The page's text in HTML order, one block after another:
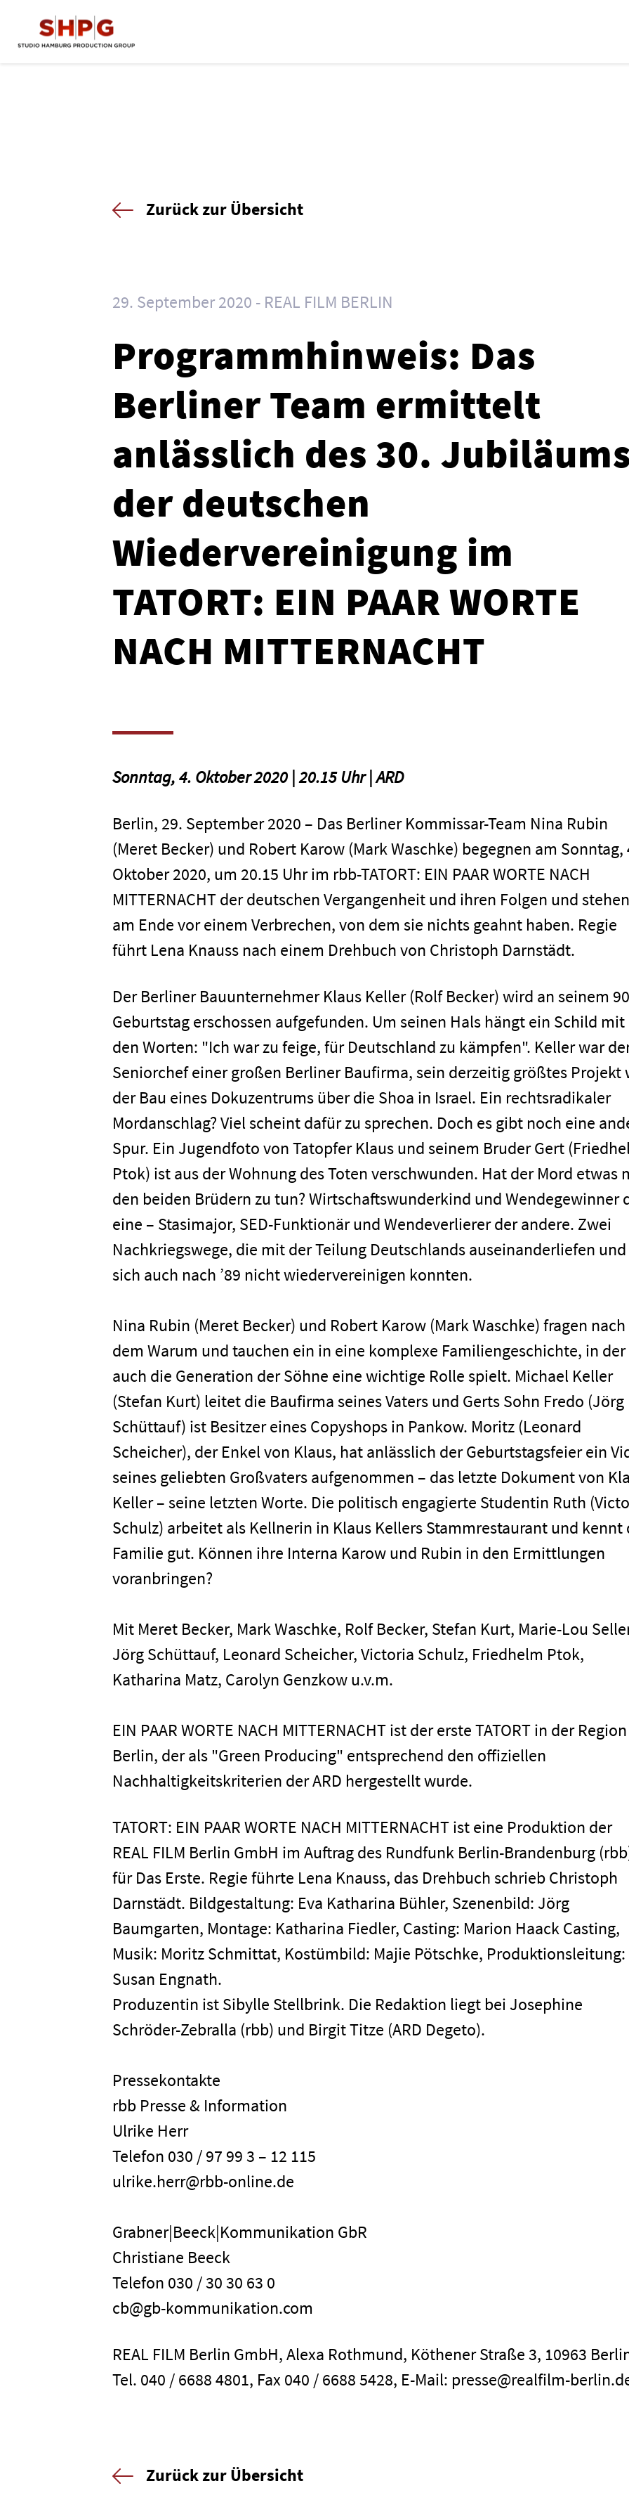
Zurück zur Übersicht
29. September 2020 REAL FILM BERLIN
Programmhinweis: Das
Berliner Team ermittelt
anlässlich des 30.
der deutschen
Wiedervereinigung im
TATORT: EIN PAAR WORTE
NACH MITTERNACHT
Sonntag, 4. Oktober 2020 | 20.15 Uhr | ARD
Berlin, 29. September 2020 – Das Berliner Kommissar-Team Nina Rubin
(Meret Becker) und Robert Karow (Mark Waschke) begegnen am Sonntag,
Oktober 2020, um 20.15 Uhr im rbb-TATORT: EIN PAAR WORTE NACH
MITTERNACHT der deutschen Vergangenheit und ihren Folgen und stehen
am Ende vor einem Verbrechen, von dem sie nichts geahnt haben. Regie
führt Lena Knauss nach einem Drehbuch von Christoph Darnstädt.
Der Berliner Bauunternehmer Klaus Keller (Rolf Becker) wird an seinem
Geburtstag erschossen aufgefunden. Um seinen Hals hängt ein Schild mit
den Worten: "Ich war zu feige, für Deutschland zu kämpfen". Keller war
Seniorchef einer großen Berliner Baufirma, sein derzeitig größtes Projekt
der Bau eines Dokuzentrums über die Shoa in Israel. Ein rechtsradikaler
Mordanschlag? Viel scheint dafür zu sprechen. Doch es gibt noch eine
Spur. Ein Jugendfoto von Tatopfer Klaus und seinem Bruder Gert
Ptok) ist aus der Wohnung des Toten verschwunden. Hat der Mord etwas
den beiden Brüdern zu tun? Wirtschaftswunderkind und Wendegewinner
eine – Stasimajor, SED-Funktionär und Wendeverlierer der andere. Zwei
Nachkriegswege, die mit der Teilung Deutschlands auseinanderliefen und
sich auch nach ’89 nicht wiedervereinigen konnten.
Nina Rubin (Meret Becker) und Robert Karow (Mark Waschke) fragen nach
dem Warum und tauchen ein in eine komplexe Familiengeschichte, in der
auch die Generation der Söhne eine wichtige Rolle spielt. Michael Keller
(Stefan Kurt) leitet die Baufirma seines Vaters und Gerts Sohn Fredo (Jörg
Schüttauf) ist Besitzer eines Copyshops in Pankow. Moritz (Leonard
Scheicher), der Enkel von Klaus, hat anlässlich der Geburtstagsfeier ein
seines geliebten Großvaters aufgenommen – das letzte Dokument von
Keller – seine letzten Worte. Die politisch engagierte Studentin Ruth
Schulz) arbeitet als Kellnerin in Klaus Kellers Stammrestaurant und kennt
Familie gut. Können ihre Interna Karow und Rubin in den Ermittlungen
voranbringen?
Mit Meret Becker, Mark Waschke, Rolf Becker, Stefan Kurt, Marie-Lou
Jörg Schüttauf, Leonard Scheicher, Victoria Schulz, Friedhelm Ptok,
Katharina Matz, Carolyn Genzkow u.v.m.
EIN PAAR WORTE NACH MITTERNACHT ist der erste TATORT in der Region
Berlin, der als "Green Producing" entsprechend den offiziellen
Nachhaltigkeitskriterien der ARD hergestellt wurde.
TATORT: EIN PAAR WORTE NACH MITTERNACHT ist eine Produktion der
REAL FILM Berlin GmbH im Auftrag des Rundfunk Berlin-Brandenburg
für Das Erste. Regie führte Lena Knauss, das Drehbuch schrieb Christoph
Darnstädt. Bildgestaltung: Eva Katharina Bühler, Szenenbild: Jörg
Baumgarten, Montage: Katharina Fiedler, Casting: Marion Haack Casting,
Musik: Moritz Schmittat, Kostümbild: Majie Pötschke, Produktionsleitung:
Susan Engnath.
Produzentin ist Sibylle Stellbrink. Die Redaktion liegt bei Josephine
Schröder-Zebralla (rbb) und Birgit Titze (ARD Degeto).
Pressekontakte
rbb Presse & Information
Ulrike Herr
Telefon 030 / 97 99 3 – 12 115
ulrike.herr@rbb-online.de
Grabner|Beeck|Kommunikation GbR
Christiane Beeck
Telefon 030 / 30 30 63 0
cb@gb-kommunikation.com
REAL FILM Berlin GmbH, Alexa Rothmund, Köthener Straße 3, 10963
Tel. 040 / 6688 4801, Fax 040 / 6688 5428, E-Mail: presse@realfilm-
Zurück zur Übersicht
Home
Unternehmen
Presse
Karriere
Kontakt